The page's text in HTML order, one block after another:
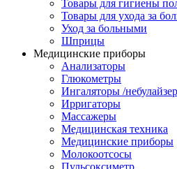
Товары для гигиены
Товары для ухода за
Уход за больными
Шприцы
Медицинские приборы
Анализаторы
Глюкометры
Ингаляторы /
Ирригаторы
Массажеры
Медицинская техника
Медицинские приборы
Молокоотсосы
Пульсоксиметр